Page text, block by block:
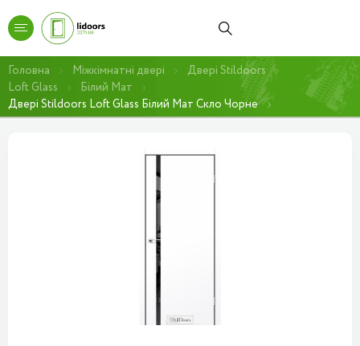
Головна Міжкімнатні двері
Двері Stildoors
Loft Glass
Білий Мат
Двері Stildoors Loft Glass Білий Мат Скло Чорне